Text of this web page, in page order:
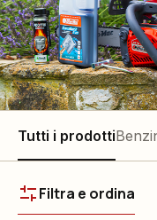
Tutti i prodotti
Filtra e ordina